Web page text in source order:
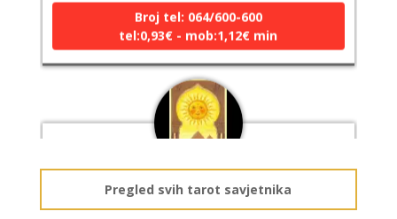
tel:0,93€ - mob:1,12€ min
ELA/ Kod 151
Tarot savjetnik je slobodan
Pregled svih tarot savjetnika